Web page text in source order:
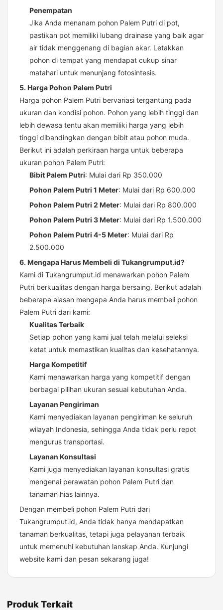
Penempatan
Jika Anda menanam pohon Palem Putri di pot,
pastikan pot memiliki lubang drainase yang baik agar
air tidak menggenang di bagian akar. Letakkan
pohon di tempat yang mendapat cukup sinar
matahari untuk menunjang fotosintesis.
5. Harga Pohon Palem Putri
Harga pohon Palem Putri bervariasi tergantung pada
ukuran dan kondisi pohon. Pohon yang lebih tinggi dan
lebih dewasa tentu akan memiliki harga yang lebih
tinggi dibandingkan dengan bibit atau pohon muda.
Berikut ini adalah perkiraan harga untuk beberapa
ukuran pohon Palem Putri:
Bibit Palem Putri: Mulai dari Rp 350.000
Pohon Palem Putri 1 Meter: Mulai dari Rp 600.000
Pohon Palem Putri 2 Meter: Mulai dari Rp 800.000
Pohon Palem Putri 3 Meter: Mulai dari Rp 1.500.000
Pohon Palem Putri 4-5 Meter: Mulai dari Rp
2.500.000
6. Mengapa Harus Membeli di Tukangrumput.id?
Kami di Tukangrumput.id menawarkan pohon Palem
Putri berkualitas dengan harga bersaing. Berikut adalah
beberapa alasan mengapa Anda harus membeli pohon
Palem Putri dari kami:
Kualitas Terbaik
Setiap pohon yang kami jual telah melalui seleksi
ketat untuk memastikan kualitas dan kesehatannya.
Harga Kompetitif
Kami menawarkan harga yang kompetitif dengan
berbagai pilihan ukuran sesuai kebutuhan Anda.
Layanan Pengiriman
Kami menyediakan layanan pengiriman ke seluruh
wilayah Indonesia, sehingga Anda tidak perlu repot
mengurus transportasi.
Layanan Konsultasi
Kami juga menyediakan layanan konsultasi gratis
mengenai perawatan pohon Palem Putri dan
tanaman hias lainnya.
Dengan membeli pohon Palem Putri dari
Tukangrumput.id, Anda tidak hanya mendapatkan
tanaman berkualitas, tetapi juga pelayanan terbaik
untuk memenuhi kebutuhan lanskap Anda. Kunjungi
website kami dan pesan sekarang juga!
Produk Terkait